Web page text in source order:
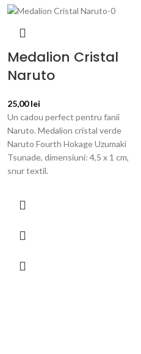
Medalion Cristal
Naruto
25,00lei
Un cadou perfect pentru fanii
Naruto. Medalion cristal verde
Naruto Fourth Hokage Uzumaki
Tsunade, dimensiuni: 4,5 x 1 cm,
snur textil.